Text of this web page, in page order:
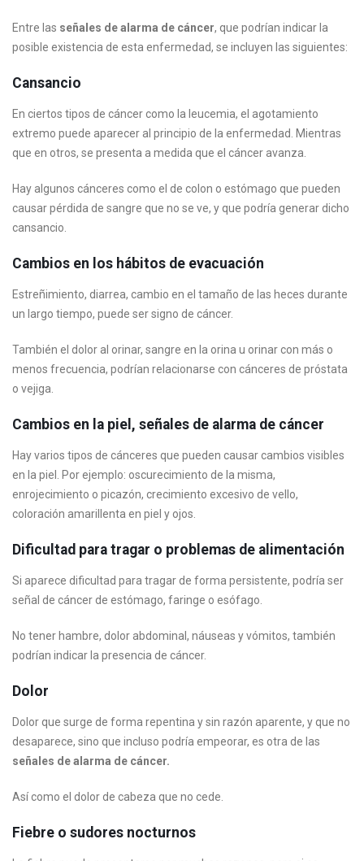
Entre las señales de alarma de cáncer, que podrían indicar la
posible existencia de esta enfermedad, se incluyen las siguientes:
Cansancio
En ciertos tipos de cáncer como la leucemia, el agotamiento
extremo puede aparecer al principio de la enfermedad. Mientras
que en otros, se presenta a medida que el cáncer avanza.
Hay algunos cánceres como el de colon o estómago que pueden
causar pérdida de sangre que no se ve, y que podría generar dicho
cansancio.
Cambios en los hábitos de evacuación
Estreñimiento, diarrea, cambio en el tamaño de las heces durante
un largo tiempo, puede ser signo de cáncer.
También el dolor al orinar, sangre en la orina u orinar con más o
menos frecuencia, podrían relacionarse con cánceres de próstata
o vejiga.
Cambios en la piel, señales de alarma de cáncer
Hay varios tipos de cánceres que pueden causar cambios visibles
en la piel. Por ejemplo: oscurecimiento de la misma,
enrojecimiento o picazón, crecimiento excesivo de vello,
coloración amarillenta en piel y ojos.
Dificultad para tragar o problemas de alimentación
Si aparece dificultad para tragar de forma persistente, podría ser
señal de cáncer de estómago, faringe o esófago.
No tener hambre, dolor abdominal, náuseas y vómitos, también
podrían indicar la presencia de cáncer.
Dolor
Dolor que surge de forma repentina y sin razón aparente, y que no
desaparece, sino que incluso podría empeorar, es otra de las
señales de alarma de cáncer.
Así como el dolor de cabeza que no cede.
Fiebre o sudores nocturnos